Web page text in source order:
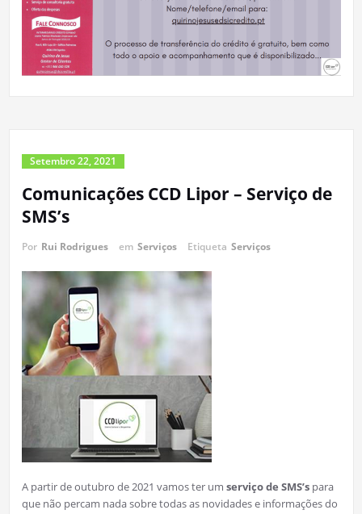
Setembro 22, 2021
Comunicações CCD Lipor – Serviço de
SMS’s
Por Rui Rodrigues em Serviços Etiqueta Serviços
A partir de outubro de 2021 vamos ter um serviço de SMS’spara
que não percam nada sobre todas as novidades e informações do